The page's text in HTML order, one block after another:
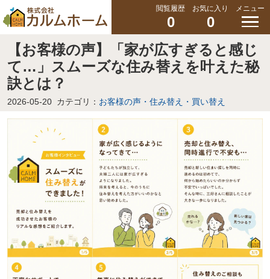
閲覧履歴
0
お気に入り
0
メニュー
【お客様の声】「家が広すぎると感じ
て…」スムーズな住み替えを叶えた秘
訣とは？
2026-05-20 カテゴリ： お客様の声・住み替え・買い替え